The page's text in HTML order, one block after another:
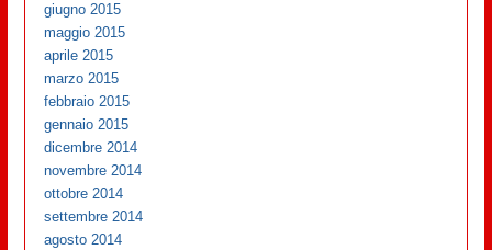
giugno 2015
maggio 2015
aprile 2015
marzo 2015
febbraio 2015
gennaio 2015
dicembre 2014
novembre 2014
ottobre 2014
settembre 2014
agosto 2014